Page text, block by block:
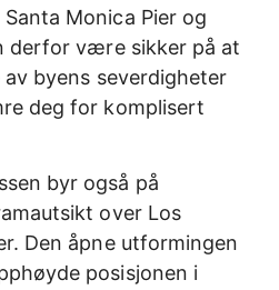
Monica Pier og
derfor være sikker på at
byens severdigheter
deg for komplisert
byr også på
over Los
Den åpne utformingen
posisjonen i